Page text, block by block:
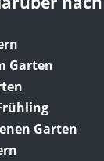
Garten
Garten